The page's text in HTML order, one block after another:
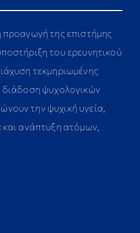
προαγωγή της επιστήμης
του ερευνητικού
τεκμηριωμένης
διάδοση ψυχολογικών
την ψυχική υγεία,
και ανάπτυξη ατόμων,